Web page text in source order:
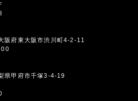
阪府東大阪市渋川町4-2-11
県甲府市千塚3-4-19